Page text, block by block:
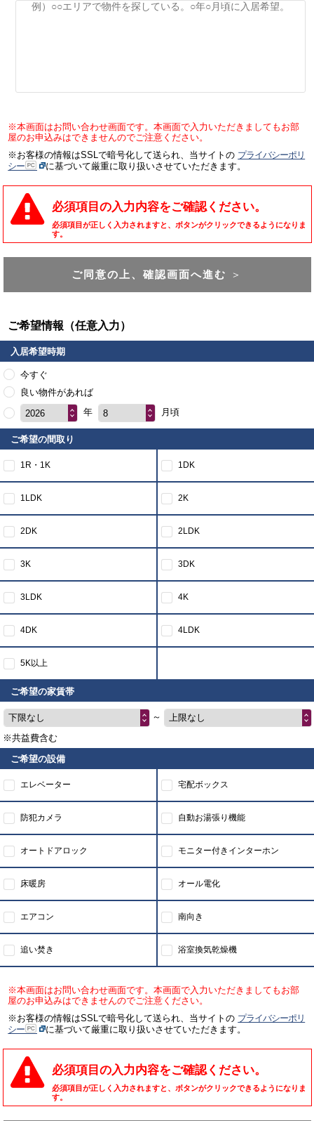
※本画面はお問い合わせ画面です。本画面で入力いただきましてもお部
屋のお申込みはできませんのでご注意ください。
※お客様の情報はSSLで暗号化して送られ、当サイトの プライバシーポリ
シー
に基づいて厳重に取り扱いさせていただきます。
必須項目の入力内容をご確認ください。
必須項目が正しく入力されますと、ボタンがクリックできるようになりま
す。
ご同意の上、確認画面へ進む ＞
ご希望情報（任意入力）
入居希望時期
今すぐ
良い物件があれば
2026
年 8 月頃
ご希望の間取り
1R・1K 1DK
1LDK 2K
2DK 2LDK
3K 3DK
3LDK 4K
4DK 4LDK
5K以上
ご希望の家賃帯
下限なし ～
上限なし
※共益費含む
ご希望の設備
エレベーター 宅配ボックス
防犯カメラ 自動お湯張り機能
オートドアロック モニター付きインターホン
床暖房 オール電化
エアコン 南向き
追い焚き 浴室換気乾燥機
※本画面はお問い合わせ画面です。本画面で入力いただきましてもお部
屋のお申込みはできませんのでご注意ください。
※お客様の情報はSSLで暗号化して送られ、当サイトの プライバシーポリ
シー
に基づいて厳重に取り扱いさせていただきます。
必須項目の入力内容をご確認ください。
必須項目が正しく入力されますと、ボタンがクリックできるようになりま
す。